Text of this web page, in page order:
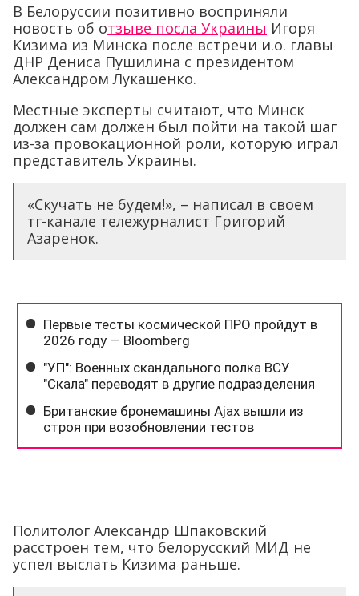
В Белоруссии позитивно восприняли
новость об отзыве посла Украины Игоря
Кизима из Минска после встречи и.о. главы
ДНР Дениса Пушилина с президентом
Александром Лукашенко.
Местные эксперты считают, что Минск
должен сам должен был пойти на такой шаг
из-за провокационной роли, которую играл
представитель Украины.
«Скучать не будем!», – написал в своем
тг-канале тележурналист Григорий
Азаренок.
Политолог Александр Шпаковский
расстроен тем, что белорусский МИД не
успел выслать Кизима раньше.